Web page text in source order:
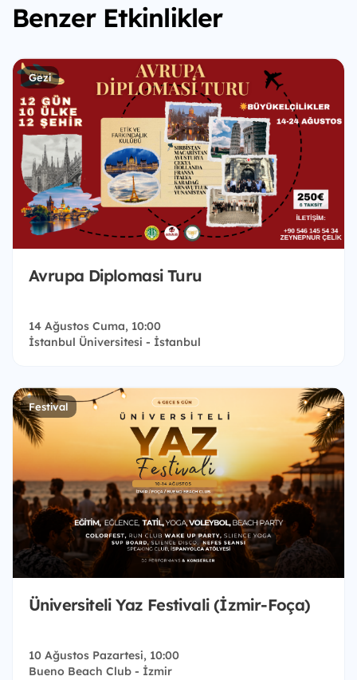
Benzer Etkinlikler
Gezi
Avrupa Diplomasi Turu
14 Ağustos Cuma, 10:00
İstanbul Üniversitesi - İstanbul
Festival
Üniversiteli Yaz Festivali (İzmir-Foça)
10 Ağustos Pazartesi, 10:00
Bueno Beach Club - İzmir